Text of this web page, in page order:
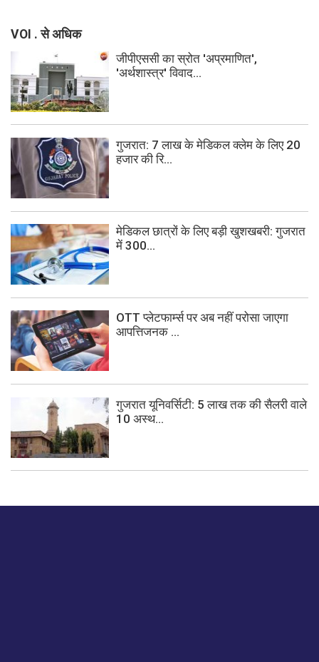
VOI . से अधिक
जीपीएससी का स्रोत 'अप्रमाणित',
'अर्थशास्त्र' विवाद...
गुजरात: 7 लाख के मेडिकल क्लेम के लिए 20
हजार की रि...
मेडिकल छात्रों के लिए बड़ी खुशखबरी: गुजरात
में 300...
OTT प्लेटफार्म्स पर अब नहीं परोसा जाएगा
आपत्तिजनक ...
गुजरात यूनिवर्सिटी: 5 लाख तक की सैलरी वाले
10 अस्थ...